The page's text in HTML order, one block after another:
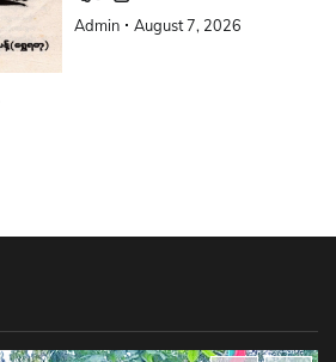
Admin August 7, 2026